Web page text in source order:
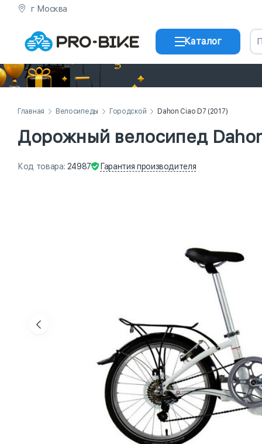
г Москва
Каталог
Главная Велосипеды Городской Dahon Ciao D7 (2017)
Дорожный велосипед
Код товара: 24987 Гарантия производителя